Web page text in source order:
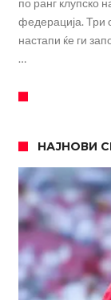
по ранг клупско
федерација. Три
настапи ќе ги
…
НАЈНОВИ